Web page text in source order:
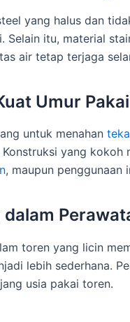
yang halus dan
Selain itu, material
air tetap terjaga
Umur
untuk menahan
yang
, maupun penggunaan
toren yang licin
lebih sederhana.
usia pakai toren.